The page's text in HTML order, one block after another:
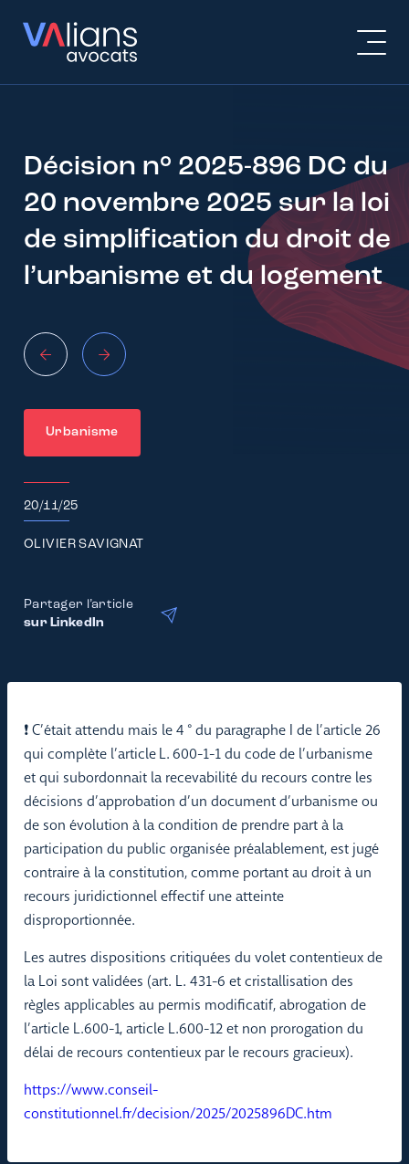
Décision n° 2025-896 DC du
20 novembre 2025 sur la loi
de simplification du droit de
l’urbanisme et du logement
Urbanisme
20/11/25
OLIVIER SAVIGNAT
Partager l’article
sur LinkedIn
❗ C’était attendu mais le 4 ° du paragraphe I de l’article 26
qui complète l’article L. 600-1-1 du code de l’urbanisme
et qui subordonnait la recevabilité du recours contre les
décisions d’approbation d’un document d’urbanisme ou
de son évolution à la condition de prendre part à la
participation du public organisée préalablement, est jugé
contraire à la constitution, comme portant au droit à un
recours juridictionnel effectif une atteinte
disproportionnée.
Les autres dispositions critiquées du volet contentieux de
la Loi sont validées (art. L. 431-6 et cristallisation des
règles applicables au permis modificatif, abrogation de
l’article L.600-1, article L.600-12 et non prorogation du
délai de recours contentieux par le recours gracieux).
https://www.conseil-
constitutionnel.fr/decision/2025/2025896DC.htm